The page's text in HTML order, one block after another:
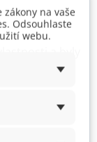
správné
na vaše
Odsouhlaste
webu.